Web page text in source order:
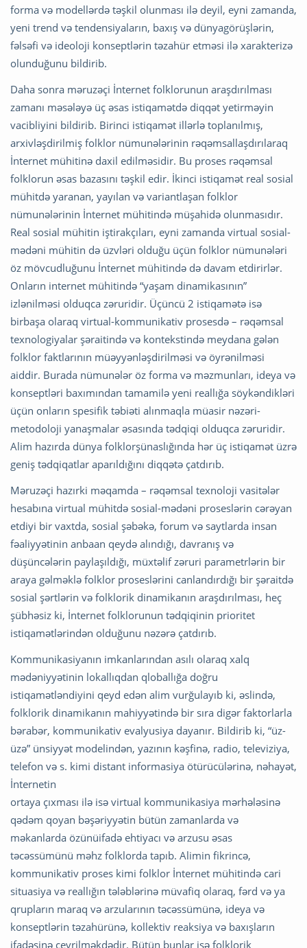
forma və modellərdə təşkil olunması ilə deyil, eyni zamanda,
yeni trend və tendensiyaların, baxış və dünyagörüşlərin,
fəlsəfi və ideoloji konseptlərin təzahür etməsi ilə xarakterizə
olunduğunu bildirib.
Daha sonra məruzəçi İnternet folklorunun araşdırılması
zamanı məsələyə üç əsas istiqamətdə diqqət yetirməyin
vacibliyini bildirib. Birinci istiqamət illərlə toplanılmış,
arxivləşdirilmiş folklor nümunələrinin rəqəmsallaşdırılaraq
İnternet mühitinə daxil edilməsidir. Bu proses rəqəmsal
folklorun əsas bazasını təşkil edir. İkinci istiqamət real sosial
mühitdə yaranan, yayılan və variantlaşan folklor
nümunələrinin İnternet mühitində müşahidə olunmasıdır.
Real sosial mühitin iştirakçıları, eyni zamanda virtual sosial-
mədəni mühitin də üzvləri olduğu üçün folklor nümunələri
öz mövcudluğunu İnternet mühitində də davam etdirirlər.
Onların internet mühitində “yaşam dinamikasının”
izlənilməsi olduqca zəruridir. Üçüncü 2 istiqamətə isə
birbaşa olaraq virtual-kommunikativ prosesdə – rəqəmsal
texnologiyalar şəraitində və kontekstində meydana gələn
folklor faktlarının müəyyənləşdirilməsi və öyrənilməsi
aiddir. Burada nümunələr öz forma və məzmunları, ideya və
konseptləri baxımından tamamilə yeni reallığa söykəndikləri
üçün onların spesifik təbiəti alınmaqla müasir nəzəri-
metodoloji yanaşmalar əsasında tədqiqi olduqca zəruridir.
Alim hazırda dünya folklorşünaslığında hər üç istiqamət üzrə
geniş tədqiqatlar aparıldığını diqqətə çatdırıb.
Məruzəçi hazırki məqamda – rəqəmsal texnoloji vasitələr
hesabına virtual mühitdə sosial-mədəni proseslərin cərəyan
etdiyi bir vaxtda, sosial şəbəkə, forum və saytlarda insan
fəaliyyətinin anbaan qeydə alındığı, davranış və
düşüncələrin paylaşıldığı, müxtəlif zəruri parametrlərin bir
araya gəlməklə folklor proseslərini canlandırdığı bir şəraitdə
sosial şərtlərin və folklorik dinamikanın araşdırılması, heç
şübhəsiz ki, İnternet folklorunun tədqiqinin prioritet
istiqamətlərindən olduğunu nəzərə çatdırıb.
Kommunikasiyanın imkanlarından asılı olaraq xalq
mədəniyyətinin lokallıqdan qloballığa doğru
istiqamətləndiyini qeyd edən alim vurğulayıb ki, əslində,
folklorik dinamikanın mahiyyətində bir sıra digər faktorlarla
bərabər, kommunikativ evalyusiya dayanır. Bildirib ki, “üz-
üzə” ünsiyyət modelindən, yazının kəşfinə, radio, televiziya,
telefon və s. kimi distant informasiya ötürücülərinə, nəhayət,
İnternetin
ortaya çıxması ilə isə virtual kommunikasiya mərhələsinə
qədəm qoyan bəşəriyyətin bütün zamanlarda və
məkanlarda özünüifadə ehtiyacı və arzusu əsas
təcəssümünü məhz folklorda tapıb. Alimin fikrincə,
kommunikativ proses kimi folklor İnternet mühitində cari
situasiya və reallığın tələblərinə müvafiq olaraq, fərd və ya
qrupların maraq və arzularının təcəssümünə, ideya və
konseptlərin təzahürünə, kollektiv reaksiya və baxışların
ifadəsinə çevrilməkdədir. Bütün bunlar isə folklorik